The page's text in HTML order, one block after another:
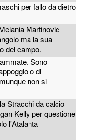
per fallo da dietro
Martinovic
ma la sua
del campo.
Sono
o di
non si
Stracchi da calcio
Kelly per questione
l'Atalanta